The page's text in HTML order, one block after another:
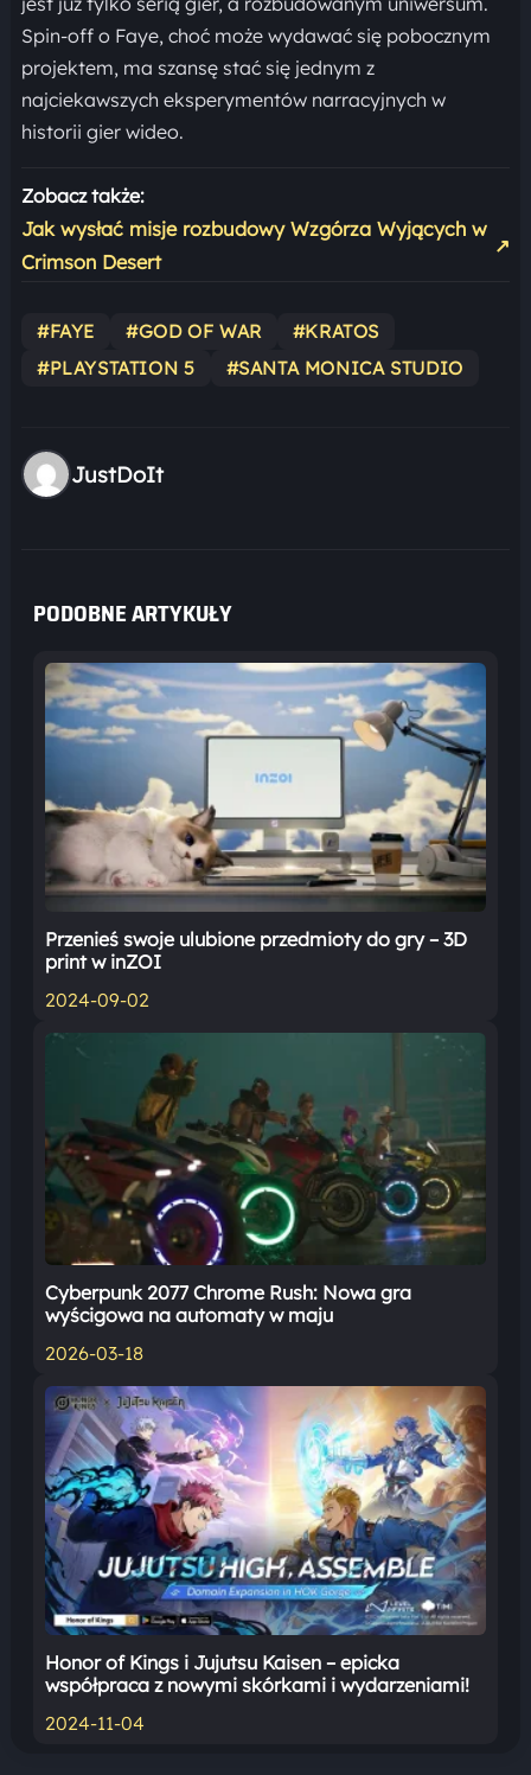
Spin-off o Faye, choć może wydawać się pobocznym
projektem, ma szansę stać się jednym z
najciekawszych eksperymentów narracyjnych w
historii gier wideo.
Zobacz także:
Jak wysłać misje rozbudowy Wzgórza Wyjących w
Crimson Desert
↗
#FAYE #GOD OF WAR
#KRATOS
#PLAYSTATION 5
#SANTA MONICA STUDIO
JustDoIt
PODOBNE ARTYKUŁY
Przenieś swoje ulubione przedmioty do gry – 3D
print w inZOI
2024-09-02
Cyberpunk 2077 Chrome Rush: Nowa gra
wyścigowa na automaty w maju
2026-03-18
Honor of Kings i Jujutsu Kaisen – epicka
współpraca z nowymi skórkami i wydarzeniami!
2024-11-04